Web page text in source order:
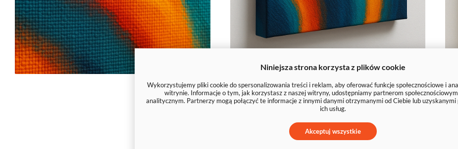
Niniejsza strona korzysta z plików cookie
Wykorzystujemy pliki cookie do spersonalizowania treści i reklam, aby oferować funkcje społecznościowe i
witrynie. Informacje o tym, jak korzystasz z naszej witryny, udostępniamy partnerom
analitycznym. Partnerzy mogą połączyć te informacje z innymi danymi otrzymanymi od Ciebie lub
ich usług.
Akceptuj wszystkie